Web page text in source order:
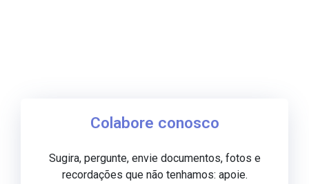
Colabore conosco
Sugira, pergunte, envie documentos, fotos e
recordações que não tenhamos: apoie.